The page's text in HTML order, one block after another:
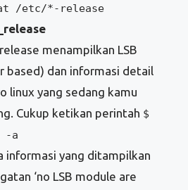
/etc/*-release
menampilkan LSB
based) dan informasi detail
linux yang sedang kamu
Cukup ketikan perintah $
-a
informasi yang ditampilkan
‘no LSB module are